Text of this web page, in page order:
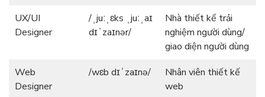
UX/UI
Designer
/ˌjuːˌɛks ˌjuːˌaɪ
dɪˈzaɪnər/
Nhà thiết kế trải
nghiệm người dùng/
giao diện người dùng
Web
Designer
/wɛb dɪˈzaɪnə/
Nhân viên thiết kế
web